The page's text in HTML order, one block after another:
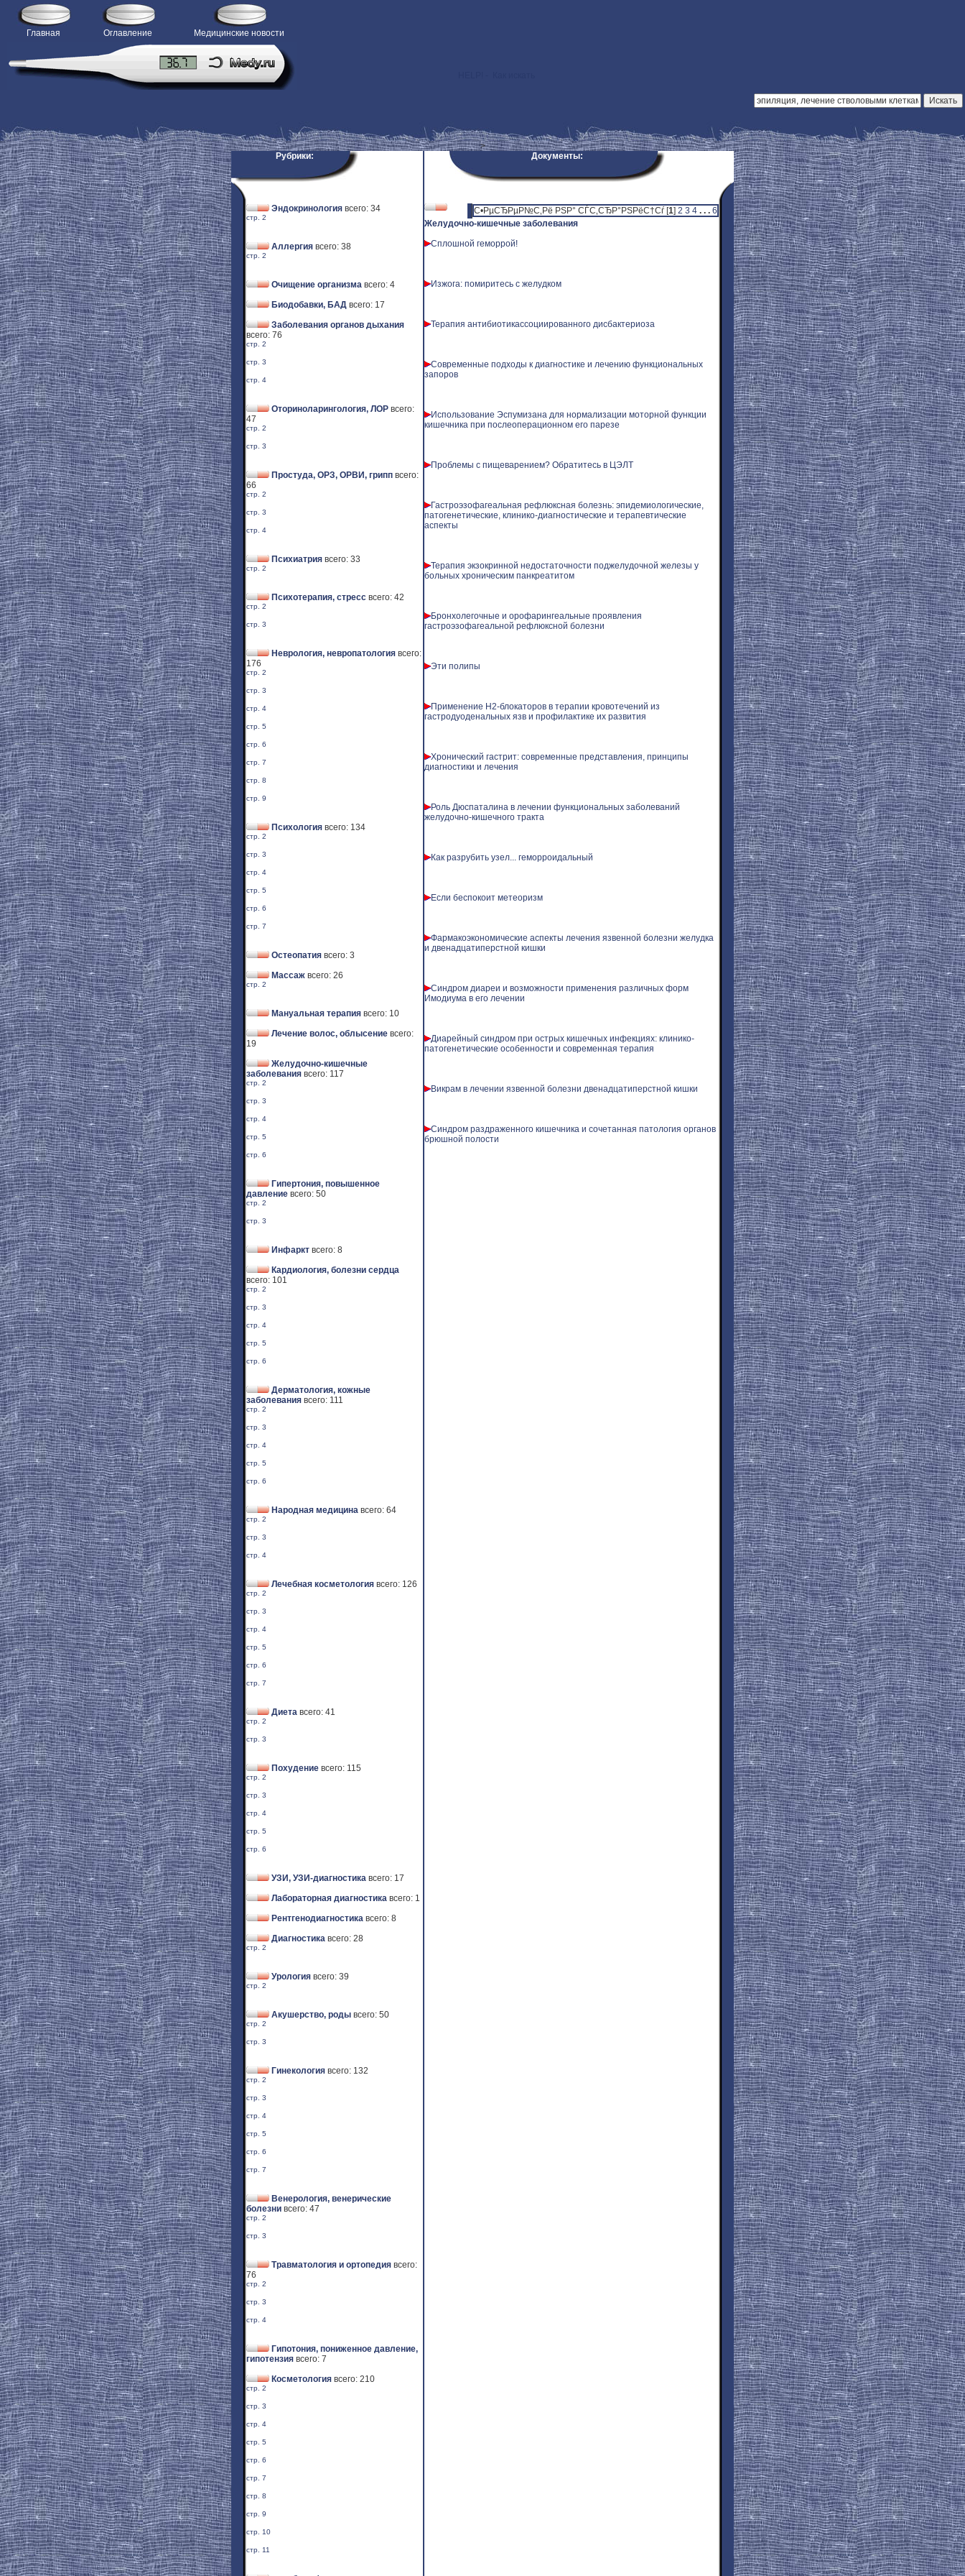
Главная Оглавление Медицинские новости
>
Рубрики:
Документы:
Эндокринология всего: 34
стр. 2
Аллергия всего: 38
стр. 2
Очищение организма всего: 4
Биодобавки, БАД всего: 17
Заболевания органов дыхания
всего: 76
стр. 2
стр. 3
стр. 4
Оториноларингология, ЛОР всего:
47
стр. 2
стр. 3
Простуда, ОРЗ, ОРВИ, грипп всего:
66
стр. 2
стр. 3
стр. 4
Психиатрия всего: 33
стр. 2
Психотерапия, стресс всего: 42
стр. 2
стр. 3
Неврология, невропатология всего:
176
стр. 2
стр. 3
стр. 4
стр. 5
стр. 6
стр. 7
стр. 8
стр. 9
Психология всего: 134
стр. 2
стр. 3
стр. 4
стр. 5
стр. 6
стр. 7
Остеопатия всего: 3
Массаж всего: 26
стр. 2
Мануальная терапия всего: 10
Лечение волос, облысение всего:
19
Желудочно-кишечные
заболевания всего: 117
стр. 2
стр. 3
стр. 4
стр. 5
стр. 6
Гипертония, повышенное
давление всего: 50
стр. 2
стр. 3
Инфаркт всего: 8
Кардиология, болезни сердца
всего: 101
стр. 2
стр. 3
стр. 4
стр. 5
стр. 6
Дерматология, кожные
заболевания всего: 111
стр. 2
стр. 3
стр. 4
стр. 5
стр. 6
Народная медицина всего: 64
стр. 2
стр. 3
стр. 4
Лечебная косметология всего: 126
стр. 2
стр. 3
стр. 4
стр. 5
стр. 6
стр. 7
Диета всего: 41
стр. 2
стр. 3
Похудение всего: 115
стр. 2
стр. 3
стр. 4
стр. 5
стр. 6
УЗИ, УЗИ-диагностика всего: 17
Лабораторная диагностика всего: 1
Рентгенодиагностика всего: 8
Диагностика всего: 28
стр. 2
Урология всего: 39
стр. 2
Акушерство, роды всего: 50
стр. 2
стр. 3
Гинекология всего: 132
стр. 2
стр. 3
стр. 4
стр. 5
стр. 6
стр. 7
Венерология, венерические
болезни всего: 47
стр. 2
стр. 3
Травматология и ортопедия всего:
76
стр. 2
стр. 3
стр. 4
Гипотония, пониженное давление,
гипотензия всего: 7
Косметология всего: 210
стр. 2
стр. 3
стр. 4
стр. 5
стр. 6
стр. 7
стр. 8
стр. 9
стр. 10
стр. 11
С•РµСЂРµР№С‚Рё РЅР° СЃС‚СЂР°РЅРёС†Сѓ [1] 2 3 4 . . . 6
Желудочно-кишечные заболевания
Сплошной геморрой!
Изжога: помиритесь с желудком
Терапия антибиотикассоциированного дисбактериоза
Современные подходы к диагностике и лечению функциональных
запоров
Использование Эспумизана для нормализации моторной функции
кишечника при послеоперационном его парезе
Проблемы с пищеварением? Обратитесь в ЦЭЛТ
Гастроэзофагеальная рефлюксная болезнь: эпидемиологические,
патогенетические, клинико-диагностические и терапевтические
аспекты
Терапия экзокринной недостаточности поджелудочной железы у
больных хроническим панкреатитом
Бронхолегочные и орофарингеальные проявления
гастроэзофагеальной рефлюксной болезни
Эти полипы
Применение Н2-блокаторов в терапии кровотечений из
гастродуоденальных язв и профилактике их развития
Хронический гастрит: современные представления, принципы
диагностики и лечения
Роль Дюспаталина в лечении функциональных заболеваний
желудочно-кишечного тракта
Как разрубить узел... геморроидальный
Если беспокоит метеоризм
Фармакоэкономические аспекты лечения язвенной болезни желудка
и двенадцатиперстной кишки
Синдром диареи и возможности применения различных форм
Имодиума в его лечении
Диарейный синдром при острых кишечных инфекциях: клинико-
патогенетические особенности и современная терапия
Викрам в лечении язвенной болезни двенадцатиперстной кишки
Синдром раздраженного кишечника и сочетанная патология органов
брюшной полости